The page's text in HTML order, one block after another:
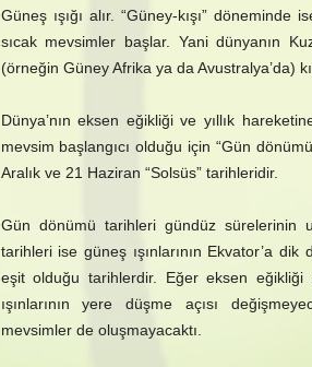
Güneş ışığı alır. “Güney-kışı”
sıcak mevsimler başlar. Yani dünyanın
(örneğin Güney Afrika ya da Avustralya’da)
Dünya’nın eksen eğikliği ve yıllık
mevsim başlangıcı olduğu için “Gün
Aralık ve 21 Haziran “Solsüs” tarihleridir.
Gün dönümü tarihleri gündüz sürelerinin
tarihleri ise güneş ışınlarının Ekvator’a
eşit olduğu tarihlerdir. Eğer eksen eğikliği
ışınlarının yere düşme açısı
mevsimler de oluşmayacaktı.